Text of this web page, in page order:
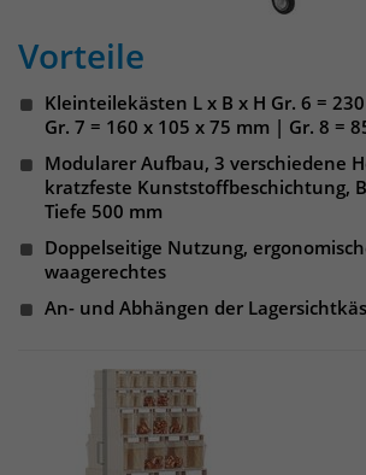
Vorteile
Kleinteilekästen L x B x H Gr. 6 =
Gr. 7 = 160 x 105 x 75 mm | Gr. 8 =
Modularer Aufbau, 3 verschiedene
kratzfeste Kunststoffbeschichtung,
Tiefe 500 mm
Doppelseitige Nutzung,
waagerechtes
An- und Abhängen der
Anbieter
Laufzeit 1 Jahr
Zweck
Enthält die gewählten
Einstellungen.
Websitebesucher für
Name _pk_id
Anbieter Matomo
Laufzeit
Das Cookie wird
die Nutzung der
Analysebericht der
verfolgen. Die Cookies
Informationen anonym